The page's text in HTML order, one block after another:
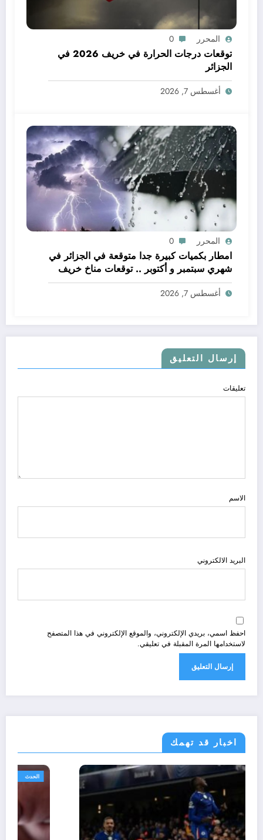
المحرر 0
توقعات درجات الحرارة في خريف 2026 في
الجزائر
أغسطس 7, 2026
المحرر 0
امطار بكميات كبيرة جدا متوقعة في الجزائر في
شهري سبتمبر و أكتوبر .. توقعات مناخ خريف
2026 الجزائر
أغسطس 7, 2026
إرسال التعليق
تعليقات
الاسم
البريد الالكتروني
احفظ اسمي، بريدي الإلكتروني، والموقع الإلكتروني في هذا المتصفح
لاستخدامها المرة المقبلة في تعليقي.
اخبار قد تهمك
رياضة مجتمع